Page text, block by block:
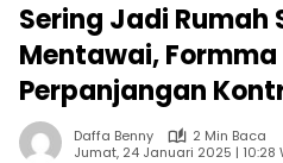
Sering Jadi Rumah
Mentawai,
Perpanjangan
Daffa Benny
2 Min Baca
Jumat, 24 Januari 2025 | 10:28